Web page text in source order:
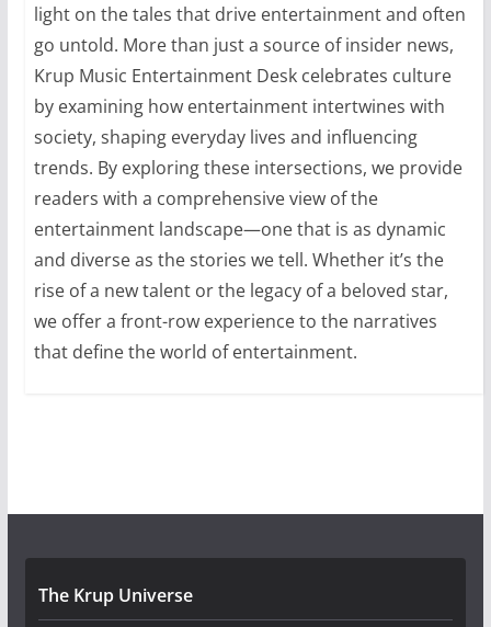
light on the tales that drive entertainment and often
go untold. More than just a source of insider news,
Krup Music Entertainment Desk celebrates culture
by examining how entertainment intertwines with
society, shaping everyday lives and influencing
trends. By exploring these intersections, we provide
readers with a comprehensive view of the
entertainment landscape—one that is as dynamic
and diverse as the stories we tell. Whether it’s the
rise of a new talent or the legacy of a beloved star,
we offer a front-row experience to the narratives
that define the world of entertainment.
The Krup Universe